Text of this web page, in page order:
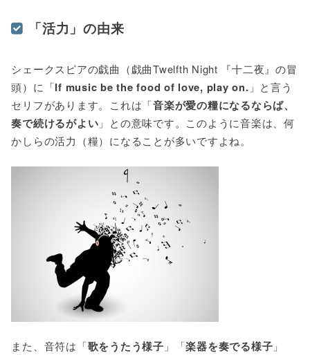
「活力」の由来
シェークスピアの戯曲（戯曲Twelfth Night 『十二夜』の冒
頭）に「If music be the food of love, play on. 」と言う
セリフがあります。これは「音楽が愛の糧になるならば、
奏で続けるがよい 」との意味です。このように音楽は、何
かしらの活力（糧）になることが多いですよね。
また、音符は「歌をうたう様子 」「楽器を奏でる様子 」